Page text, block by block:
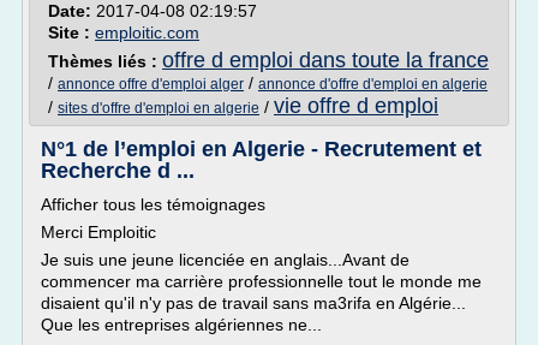
Date: 2017-04-08 02:19:57
Site : emploitic.com
Thèmes liés : offre d emploi dans toute la france
/ annonce offre d'emploi alger / annonce d'offre d'emploi en algerie
/ sites d'offre d'emploi en algerie / vie offre d emploi
N°1 de l’emploi en Algerie - Recrutement et
Recherche d ...
Afficher tous les témoignages
Merci Emploitic
Je suis une jeune licenciée en anglais...Avant de
commencer ma carrière professionnelle tout le monde me
disaient qu'il n'y pas de travail sans ma3rifa en Algérie...
Que les entreprises algériennes ne...